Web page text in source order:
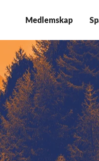
Medlemskap